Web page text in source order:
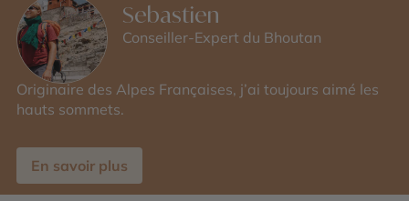
Sebastien
Conseiller-Expert du Bhoutan
Originaire des Alpes Françaises, j’ai toujours aimé les
hauts sommets.
En savoir plus